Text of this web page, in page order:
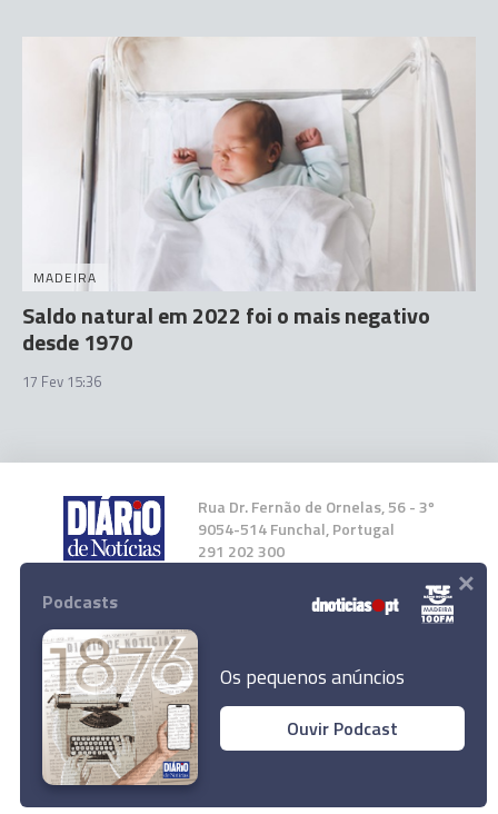
MADEIRA
Saldo natural em 2022 foi o mais negativo
desde 1970
17 Fev 15:36
Rua Dr. Fernão de Ornelas, 56 - 3º
9054-514 Funchal, Portugal
291 202 300
Instale a nossa App
© 2023 Empresa Diário de Notícias, Lda.
Todos os direitos reservados.
Podcasts
Os pequenos anúncios
Ouvir Podcast
×